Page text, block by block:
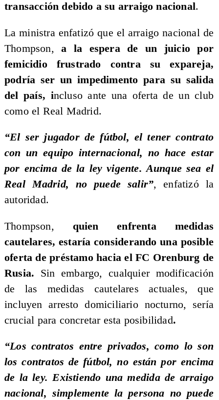
transacción debido a su arraigo nacional.
La ministra enfatizó que el arraigo nacional de
Thompson,a la espera de un juicio por
femicidio frustrado contra su expareja,
podría ser un impedimento para su salida
del país, incluso ante una oferta de un club
como el Real Madrid.
“El ser jugador de fútbol, el tener contrato
con un equipo internacional, no hace estar
por encima de la ley vigente. Aunque sea el
Real Madrid, no puede salir”, enfatizó la
autoridad.
Thompson, quien enfrenta medidas
cautelares, estaría considerando una posible
oferta de préstamo hacia el FC Orenburg de
Rusia. Sin embargo, cualquier modificación
de las medidas cautelares actuales, que
incluyen arresto domiciliario nocturno, sería
crucial para concretar esta posibilidad.
“Los contratos entre privados, como lo son
los contratos de fútbol, no están por encima
de la ley. Existiendo una medida de arraigo
nacional, simplemente la persona no puede